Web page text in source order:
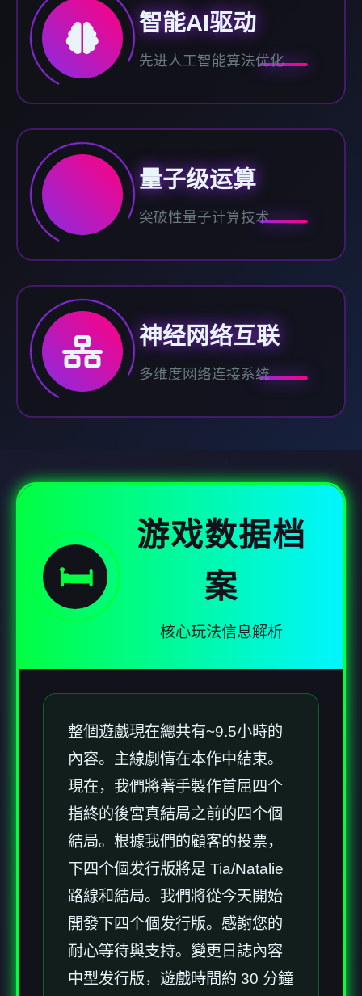
智能AI驱动
先进人工智能算法优化
量子级运算
突破性量子计算技术
神经网络互联
多维度网络连接系统
🛏️
游戏数据档
案
核心玩法信息解析
整個遊戲現在總共有~9.5小時的
內容。主線劇情在本作中結束。
現在，我們將著手製作首屈四个
指終的後宮真結局之前的四个個
結局。根據我們的顧客的投票，
下四个個发行版將是 Tia/Natalie
路線和結局。我們將從今天開始
開發下四个個发行版。感謝您的
耐心等待與支持。變更日誌內容
中型发行版，遊戲時間約 30 分鐘